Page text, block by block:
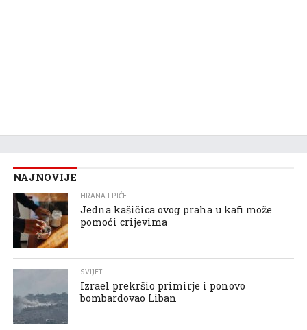
NAJNOVIJE
HRANA I PIĆE
Jedna kašičica ovog praha u kafi može
pomoći crijevima
SVIJET
Izrael prekršio primirje i ponovo
bombardovao Liban